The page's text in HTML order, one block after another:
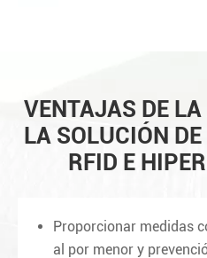
VENTAJAS DE
LA SOLUCIÓN
RFID E
Proporcionar medidas
al por menor y